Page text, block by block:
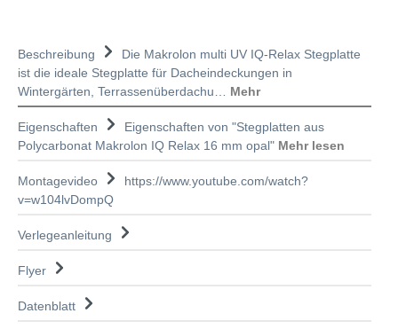
Beschreibung
Die Makrolon multi UV IQ-Relax Stegplatte
ist die ideale Stegplatte für Dacheindeckungen in
Wintergärten, Terrassenüberdachu… Mehr
Eigenschaften
Eigenschaften von "Stegplatten aus
Polycarbonat Makrolon IQ Relax 16 mm opal" Mehr lesen
Montagevideo
https://www.youtube.com/watch?
v=w104lvDompQ
Verlegeanleitung
Flyer
Datenblatt